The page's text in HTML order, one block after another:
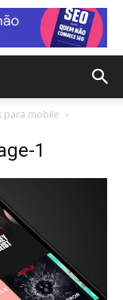
para mobile
1